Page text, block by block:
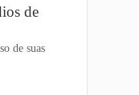
de
de suas